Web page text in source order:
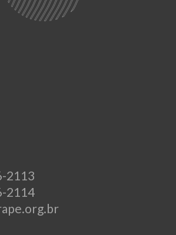
2113
2114